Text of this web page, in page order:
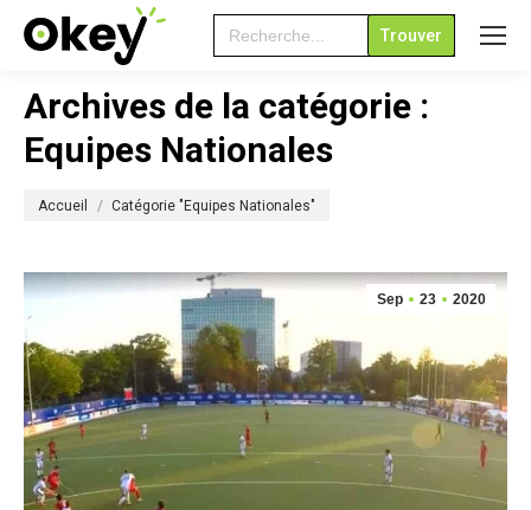
Search
for:
Archives de la catégorie :
Equipes Nationales
Accueil Catégorie "Equipes Nationales"
Sep 23 2020